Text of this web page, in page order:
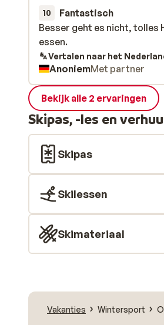
10 Fantastisch
Besser geht es nicht, tolles
essen.
Besser geht es nicht, tolles
essen.
Vertalen naar het
AnoniemMet partner
Bekijk alle 2 ervaringen
Skipas, -les en
Skipas
Skilessen
Skimateriaal
Vakanties Wintersport